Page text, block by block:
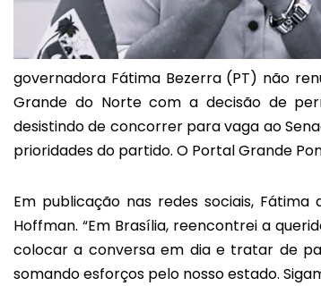
governadora Fátima Bezerra (PT) não
Grande do Norte com a decisão de
desistindo de concorrer para vaga ao
prioridades do partido. O Portal Grande
Em publicação nas redes sociais,
Hoffman. “Em Brasília, reencontrei a
colocar a conversa em dia e tratar de
somando esforços pelo nosso estado.